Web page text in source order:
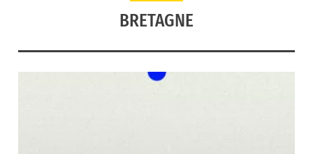
BRETAGNE